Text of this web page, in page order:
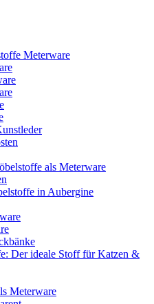
Meterware
als Meterware
in Aubergine
Der ideale Stoff für Katzen &
Meterware